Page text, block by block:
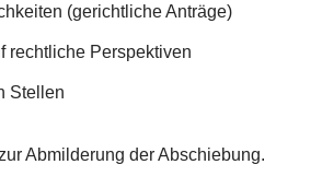
(gerichtliche Anträge)
rechtliche Perspektiven
Stellen
Abmilderung der Abschiebung.